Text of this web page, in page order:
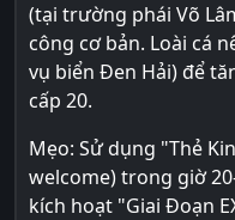
(tại trường phái Võ
công cơ bản. Loài cá
vụ biển Đen Hải) để
cấp 20.
Mẹo: Sử dụng "Thẻ
welcome) trong giờ
kích hoạt "Giai Đoạn